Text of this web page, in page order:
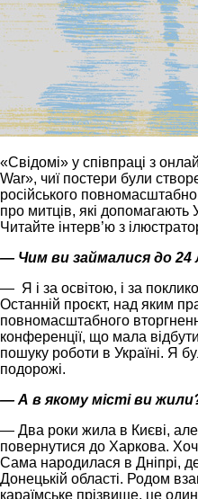
«Свідомі» у співпраці з
War», чиї постери були
російського
про митців, які допомагають
Читайте інтерв’ю з
— Чим ви займалися до
— Я і за освітою, і за
Останній проєкт, над яким
повномасштабного
конференції, що мала
пошуку роботи в Україні. Я
подорожі.
— А в якому місті ви
— Два роки жила в Києві,
повернутися до Харкова.
Сама народилася в Дніпрі,
Донецькій області. Родом
караїмське прізвище, це